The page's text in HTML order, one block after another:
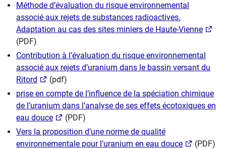
Méthode d’évaluation du risque environnemental
associé aux rejets de substances radioactives.
Adaptation au cas des sites miniers de Haute-Vienne
(PDF)
Contribution à l’évaluation du risque environnemental
associé aux rejets d’uranium dans le bassin versant du
Ritord
(pdf)
prise en compte de l’influence de la spéciation chimique
de l’uranium dans l’analyse de ses effets écotoxiques en
eau douce
(PDF)
Vers la proposition d’une norme de qualité
environnementale pour l’uranium en eau douce
(PDF)